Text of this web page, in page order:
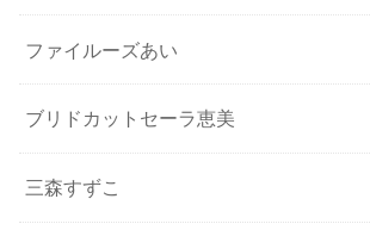
ファイルーズあい
ブリドカットセーラ恵美
三森すずこ